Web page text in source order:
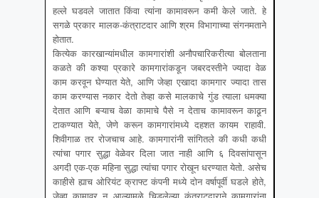
हल्ले घडवले जातात किंवा त्यांना कामावरून कमी केले जाते. हे
सगळे प्रकार मालक-कंत्राटदार आणि श्रम विभागाच्या संगनमताने
होतात.
कित्येक कारखान्यांमधील कामगारांशी अनौपचारिकरीत्या बोलताना
कळते की कश्या प्रकारे कामगारांकडून जबरदस्तीने ज्यादा वेळ
काम करवून घेण्यात येते, आणि जेव्हा एखादा कामगार ज्यादा तास
काम करण्यास नकार देतो तेव्हा कसे मालकाचे गुंड त्याला धमक्या
देतात आणि बऱ्याच वेळा कामाचे पैसे न देताच कामावरून काढून
टाकण्यात येते, जेणे करून कामगारांमध्ये दहशत कायम राहावी.
शिवीगाळ तर रोजचाच आहे. कामगारांनी सांगितले की कधी कधी
त्यांचा पगार सुद्धा वेळेवर दिला जात नाही आणि ६ दिवसांपासून
अगदी एक-एक महिना सुद्धा त्यांचा पगार रोखून धरण्यात येतो. असेच
काहीसे ह्याच ओरियंट क्राफ्ट कंपनी मध्ये दोन वर्षापूर्वी घडले होते,
जेव्हा कामावर न आल्यामुळे चिडलेल्या कंत्राटदाराने कामगारांना